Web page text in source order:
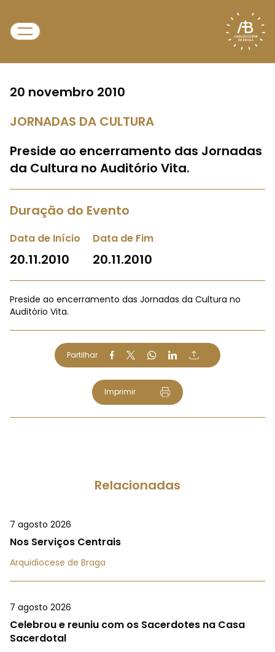
20 novembro 2010
JORNADAS DA CULTURA
Preside ao encerramento das Jornadas
da Cultura no Auditório Vita.
Duração do Evento
Data de Início
20.11.2010
Data de Fim
20.11.2010
Preside ao encerramento das Jornadas da Cultura no
Auditório Vita.
Partilhar
Imprimir
Relacionadas
7 agosto 2026
Nos Serviços Centrais
Arquidiocese de Braga
7 agosto 2026
Celebrou e reuniu com os Sacerdotes na Casa
Sacerdotal